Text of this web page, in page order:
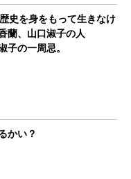
史を身をもって生きなけ
蘭、山口淑子の人
子の一周忌。
かい？